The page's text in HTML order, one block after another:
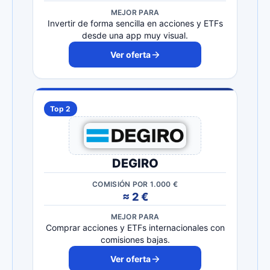
MEJOR PARA
Invertir de forma sencilla en acciones y ETFs
desde una app muy visual.
Ver oferta
Top 2
DEGIRO
COMISIÓN POR 1.000 €
≈ 2 €
MEJOR PARA
Comprar acciones y ETFs internacionales con
comisiones bajas.
Ver oferta